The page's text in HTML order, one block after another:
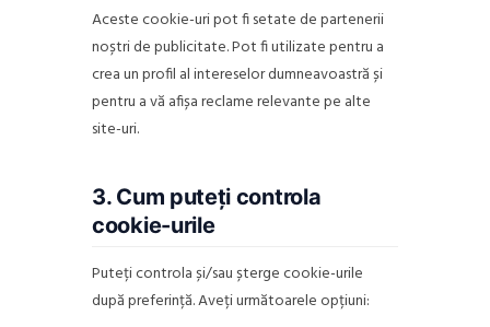
Aceste cookie-uri pot fi setate de partenerii
noștri de publicitate. Pot fi utilizate pentru a
crea un profil al intereselor dumneavoastră și
pentru a vă afișa reclame relevante pe alte
site-uri.
3. Cum puteți controla
cookie-urile
Puteți controla și/sau șterge cookie-urile
după preferință. Aveți următoarele opțiuni: